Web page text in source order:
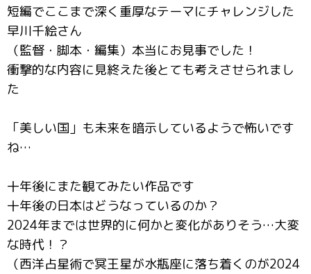
短編でここまで深く重厚なテーマにチャレンジした
早川千絵さん
（監督・脚本・編集）本当にお見事でした！
衝撃的な内容に見終えた後とても考えさせられまし
た
「美しい国」も未来を暗示しているようで怖いです
ね…
十年後にまた観てみたい作品です
十年後の日本はどうなっているのか？
2024年までは世界的に何かと変化がありそう…大変
な時代！？
（西洋占星術で冥王星が水瓶座に落ち着くのが2024